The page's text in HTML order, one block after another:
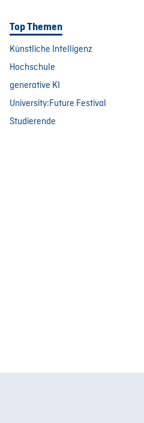
Top Themen
Künstliche Intelligenz
Hochschule
generative KI
University:Future Festival
Studierende